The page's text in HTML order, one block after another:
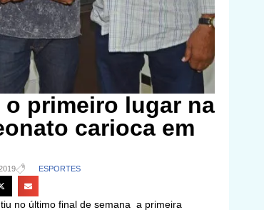
primeiro lugar na
carioca em
ESPORTES
no último final de semana a primeira